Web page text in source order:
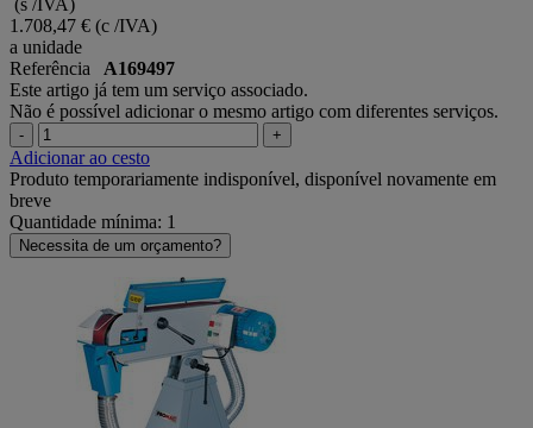
(s /IVA)
1.708,47 € (c /IVA)
a unidade
Referência A169497
Este artigo já tem um serviço associado.
Não é possível adicionar o mesmo artigo com diferentes serviços.
- +
Adicionar ao cesto
Produto temporariamente indisponível, disponível novamente em
breve
Quantidade mínima: 1
Necessita de um orçamento?